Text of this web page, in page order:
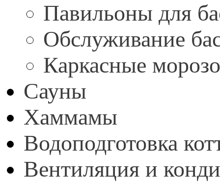
Павильоны для
Обслуживание
Каркасные
Сауны
Хаммамы
Водоподготовка
Вентиляция и